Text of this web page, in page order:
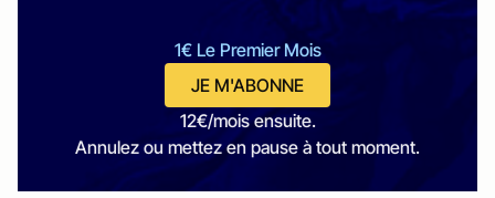
1€ Le Premier Mois
JE M'ABONNE
12€/mois ensuite.
Annulez ou mettez en pause à tout moment.